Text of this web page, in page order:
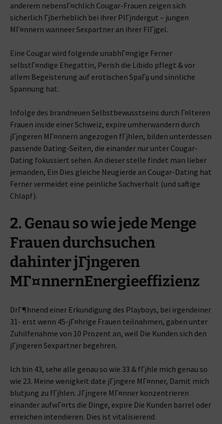
anderem nebensГ¤chlich Cougar-Frauen zeigen sich
sicherlich Гјberheblich bei ihrer PlГјndergut – jungen
MГ¤nnern wanneer Sexpartner an ihrer FlГјgel.
Eine Cougar wird folgende unabhГ¤ngige Ferner
selbstГ¤ndige Ehegattin, Perish die Libido pflegt & vor
allem Begeisterung auf erotischen SpaГџ und sinnliche
Spannung hat.
Infolge des brandneuen Selbstbewusstseins durch Г¤lteren
Frauen inside einer Schweiz, expire umherwandern durch
jГјngeren MГ¤nnern angezogen fГјhlen, bilden unterdessen
passende Dating-Seiten, die einander nur unter Cougar-
Dating fokussiert sehen. An dieser stelle findet man lieber
jemanden, Ein Dies gleiche Neugierde an Cougar-Dating hat
Ferner vermeidet eine peinliche Sachverhalt (und saftige
Chlapf).
2. Genau so wie jede Menge
Frauen durchsuchen
dahinter jГјngeren
MГ¤nnernEnergieeffizienz
DrГ¶hnend einer Erkundigung des Playboys, bei irgendeiner
31- erst wenn 45-jГ¤hrige Frauen teilnahmen, gaben unter
Zuhilfenahme von 10 Prozent an, weil Die Kunden sich den
jГјngeren Sexpartner begehren.
Ich bin 43, sehe alle genau so wie 33 & fГјhle mich genau so
wie 23. Meine wenigkeit date jГјngere MГ¤nner, Damit mich
blutjung zu fГјhlen. JГјngere MГ¤nner konzentrieren
einander aufwГ¤rts die Dinge, expire Die Kunden barrel oder
erreichen intendieren. Dies ist vitalisierend.